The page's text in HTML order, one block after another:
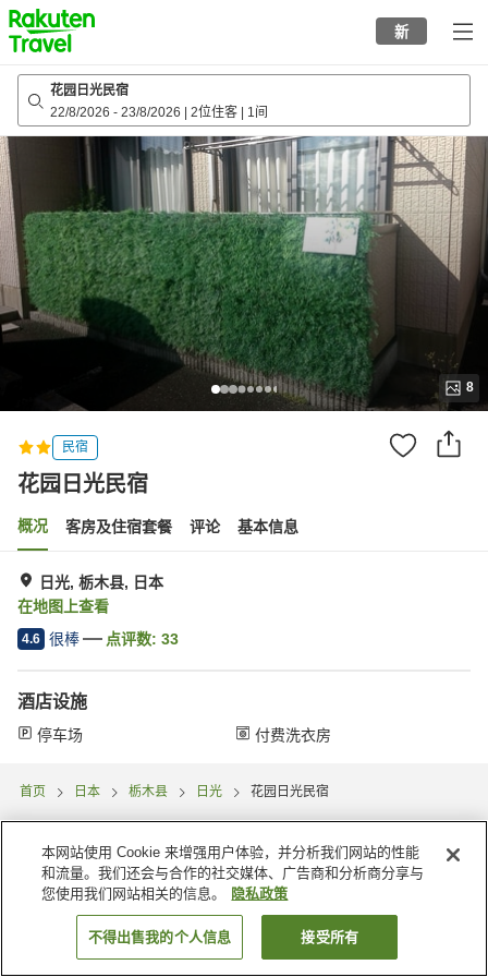
to
top
page
新
花园日光民宿
22/8/2026 - 23/8/2026 2位住客 1间
8
民宿
花园日光民宿
概况 客房及住宿套餐 评论 基本信息
日光, 栃木县, 日本
在地图上查看
4.6 很棒 点评数: 33
酒店设施
停车场 付费洗衣房
首页 日本 栃木县 日光 花园日光民宿
搜索客房
本网站使用 Cookie 来增强用户体验，并分析我们网站的性能
和流量。我们还会与合作的社交媒体、广告商和分析商分享与
您使用我们网站相关的信息。
隐私政策
不得出售我的个人信息 接受所有